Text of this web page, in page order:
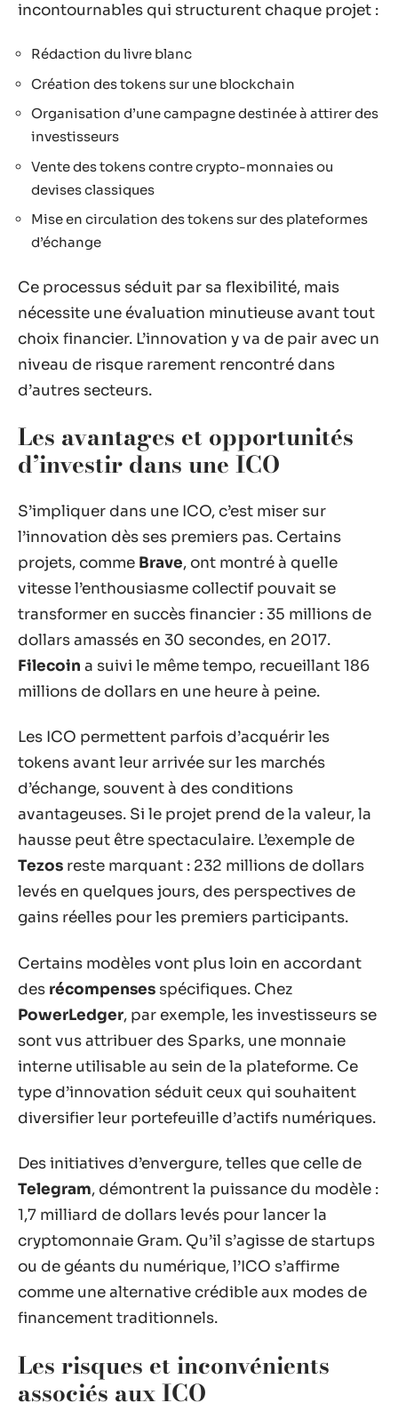
incontournables qui structurent chaque projet :
Rédaction du livre blanc
Création des tokens sur une blockchain
Organisation d’une campagne destinée à attirer des
investisseurs
Vente des tokens contre crypto-monnaies ou
devises classiques
Mise en circulation des tokens sur des plateformes
d’échange
Ce processus séduit par sa flexibilité, mais
nécessite une évaluation minutieuse avant tout
choix financier. L’innovation y va de pair avec un
niveau de risque rarement rencontré dans
d’autres secteurs.
Les avantages et opportunités
d’investir dans une ICO
S’impliquer dans une ICO, c’est miser sur
l’innovation dès ses premiers pas. Certains
projets, comme Brave, ont montré à quelle
vitesse l’enthousiasme collectif pouvait se
transformer en succès financier : 35 millions de
dollars amassés en 30 secondes, en 2017.
Filecoin a suivi le même tempo, recueillant 186
millions de dollars en une heure à peine.
Les ICO permettent parfois d’acquérir les
tokens avant leur arrivée sur les marchés
d’échange, souvent à des conditions
avantageuses. Si le projet prend de la valeur, la
hausse peut être spectaculaire. L’exemple de
Tezos reste marquant : 232 millions de dollars
levés en quelques jours, des perspectives de
gains réelles pour les premiers participants.
Certains modèles vont plus loin en accordant
des récompenses spécifiques. Chez
PowerLedger, par exemple, les investisseurs se
sont vus attribuer des Sparks, une monnaie
interne utilisable au sein de la plateforme. Ce
type d’innovation séduit ceux qui souhaitent
diversifier leur portefeuille d’actifs numériques.
Des initiatives d’envergure, telles que celle de
Telegram, démontrent la puissance du modèle :
1,7 milliard de dollars levés pour lancer la
cryptomonnaie Gram. Qu’il s’agisse de startups
ou de géants du numérique, l’ICO s’affirme
comme une alternative crédible aux modes de
financement traditionnels.
Les risques et inconvénients
associés aux ICO